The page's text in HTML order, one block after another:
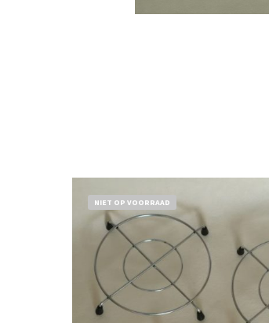
NIET OP VOORRAAD